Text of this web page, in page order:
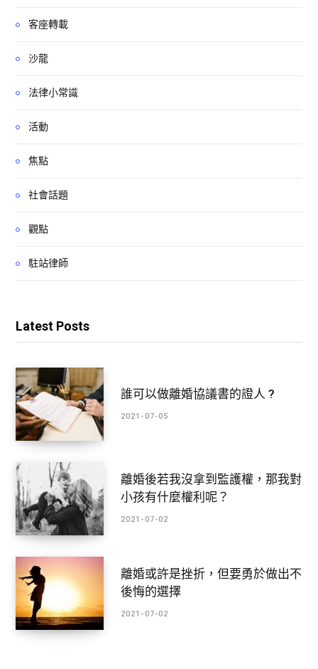
客座轉載
沙龍
法律小常識
活動
焦點
社會話題
觀點
駐站律師
Latest Posts
誰可以做離婚協議書的證人 ?
2021-07-05
離婚後若我沒拿到監護權，那我對
小孩有什麼權利呢？
2021-07-02
離婚或許是挫折，但要勇於做出不
後悔的選擇
2021-07-02